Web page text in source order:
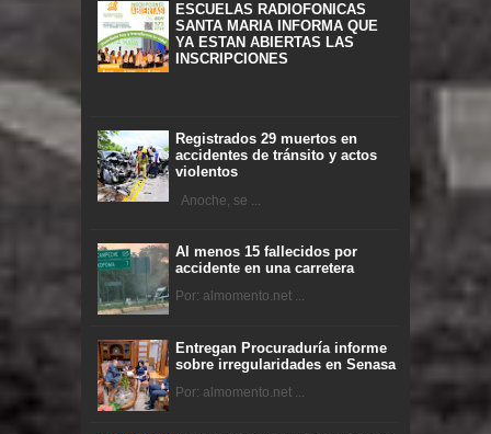
ESCUELAS RADIOFONICAS
SANTA MARIA INFORMA QUE
YA ESTAN ABIERTAS LAS
INSCRIPCIONES
Registrados 29 muertos en
accidentes de tránsito y actos
violentos
Anoche, se ...
Al menos 15 fallecidos por
accidente en una carretera
Por: almomento.net ...
Entregan Procuraduría informe
sobre irregularidades en Senasa
Por: almomento.net ...